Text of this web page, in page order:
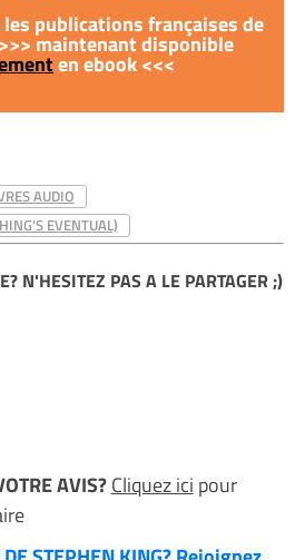
publications françaises de
maintenant disponible
en ebook <<<
AUDIO
EVENTUAL)
N'HESITEZ PAS A LE PARTAGER ;)
AVIS?Cliquez ici pour